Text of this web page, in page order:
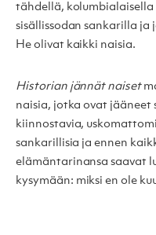
tähdellä,
sisällissodan sankarilla ja
He olivat kaikki naisia.
Historian jännät naiset
naisia, jotka ovat jääneet
kiinnostavia,
sankarillisia ja ennen
elämäntarinansa saavat
kysymään: miksi en ole